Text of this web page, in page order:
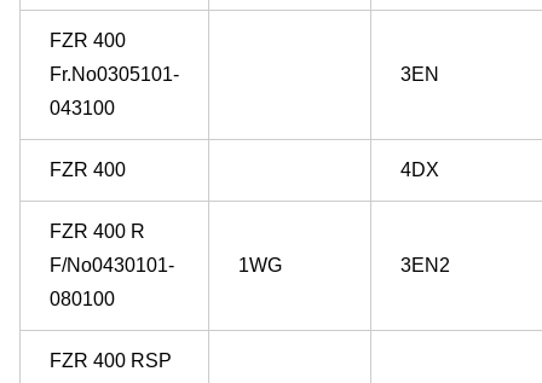
FZR 400
Fr.No0305101-
043100
3EN
FZR 400 4DX
FZR 400 R
F/No0430101-
080100
1WG 3EN2
FZR 400 RSP